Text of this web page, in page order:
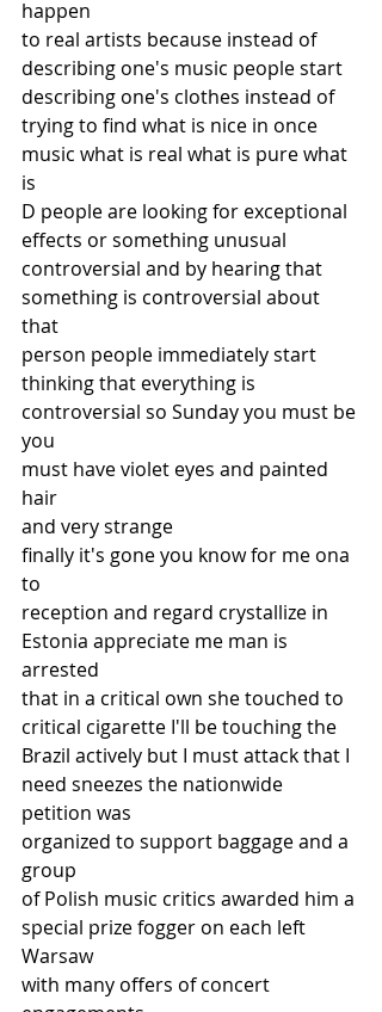
happen
to real artists because instead of
describing one's music people start
describing one's clothes instead of
trying to find what is nice in once
music what is real what is pure what
is
D people are looking for exceptional
effects or something unusual
controversial and by hearing that
something is controversial about
that
person people immediately start
thinking that everything is
controversial so Sunday you must be
you
must have violet eyes and painted
hair
and very strange
finally it's gone you know for me ona
to
reception and regard crystallize in
Estonia appreciate me man is
arrested
that in a critical own she touched to
critical cigarette I'll be touching the
Brazil actively but I must attack that I
need sneezes the nationwide
petition was
organized to support baggage and a
group
of Polish music critics awarded him a
special prize fogger on each left
Warsaw
with many offers of concert